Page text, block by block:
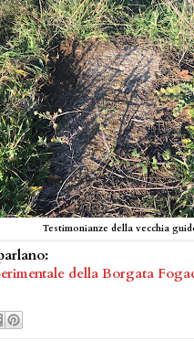
Testimonianze della vecchia
della Borgata